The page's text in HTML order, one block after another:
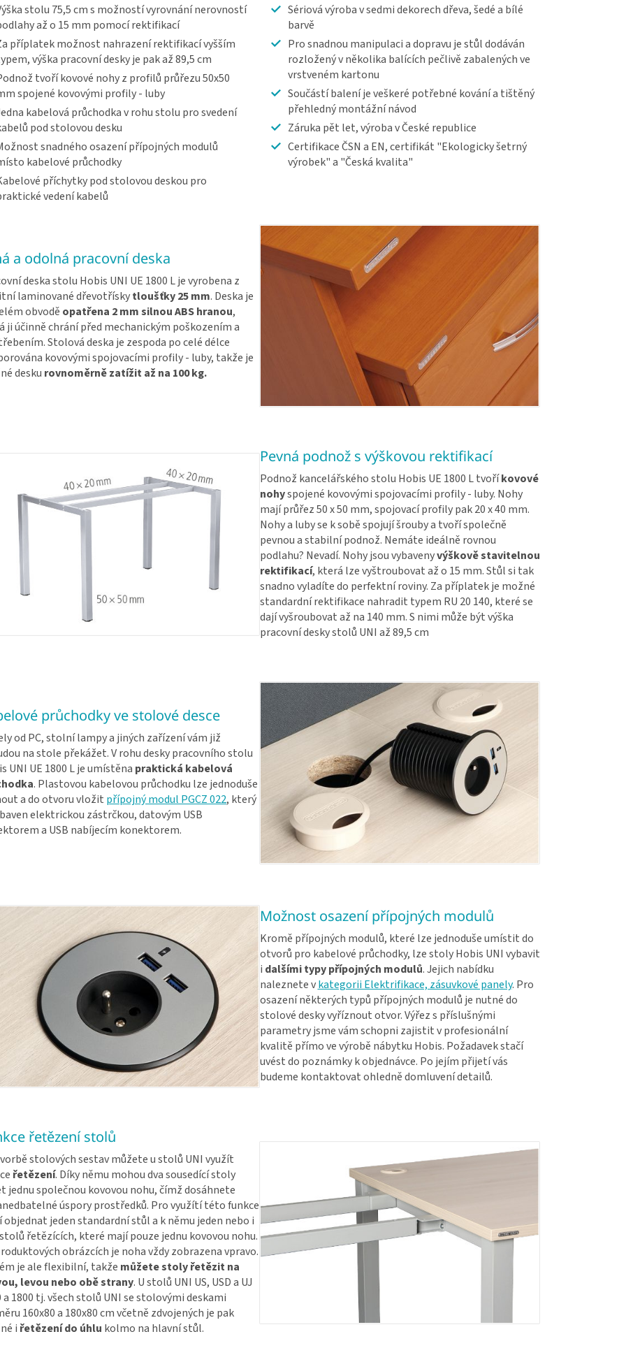
stolu 75,5 cm s možností vyrovnání nerovností
až o 15 mm pomocí rektifikací
příplatek možnost nahrazení rektifikací vyšším
výška pracovní desky je pak až 89,5 cm
tvoří kovové nohy z profilů průřezu 50x50
spojené kovovými profily - luby
kabelová průchodka v rohu stolu pro svedení
pod stolovou desku
snadného osazení přípojných modulů
kabelové průchodky
příchytky pod stolovou deskou pro
vedení kabelů
Sériová výroba v sedmi dekorech dřeva, šedé a bílé
barvě
Pro snadnou manipulaci a dopravu je stůl dodáván
rozložený v několika balících pečlivě zabalených ve
vrstveném kartonu
Součástí balení je veškeré potřebné kování a tištěný
přehledný montážní návod
Záruka pět let, výroba v České republice
Certifikace ČSN a EN, certifikát "Ekologicky šetrný
výrobek" a "Česká kvalita"
a odolná pracovní deska
deska stolu Hobis UNI UE 1800 L je vyrobena z
laminované dřevotřískytloušťky 25 mm. Deska je
obvodě opatřena 2 mm silnou ABS hranou,
ji účinně chrání před mechanickým poškozením a
Stolová deska je zespoda po celé délce
kovovými spojovacími profily - luby, takže je
desku rovnoměrně zatížit až na 100 kg.
Pevná podnož s výškovou rektifikací
Podnož kancelářského stolu Hobis UE 1800 L tvoříkovové
nohyspojené kovovými spojovacími profily - luby. Nohy
mají průřez 50 x 50 mm, spojovací profily pak 20 x 40 mm.
Nohy a luby se k sobě spojují šrouby a tvoří společně
pevnou a stabilní podnož. Nemáte ideálně rovnou
podlahu? Nevadí. Nohy jsou vybavenyvýškově stavitelnou
rektifikací, která lze vyštroubovat až o 15 mm. Stůl si tak
snadno vyladíte do perfektní roviny. Za příplatek je možné
standardní rektifikace nahradit typem RU 20 140, které se
dají vyšroubovat až na 140 mm. S nimi může být výška
pracovní desky stolů UNI až 89,5 cm
průchodky ve stolové desce
od PC, stolní lampy a jiných zařízení vám již
na stole překážet. V rohu desky pracovního stolu
UNI UE 1800 L je umístěna praktická kabelová
. Plastovou kabelovou průchodku lze jednoduše
a do otvoru vložit přípojný modul PGCZ 022, který
elektrickou zástrčkou, datovým USB
a USB nabíjecím konektorem.
Možnost osazení přípojných modulů
Kromě přípojných modulů, které lze jednoduše umístit do
otvorů pro kabelové průchodky, lze stoly Hobis UNI vybavit
i dalšími typy přípojných modulů. Jejich nabídku
naleznete vkategorii Elektrifikace, zásuvkové panely. Pro
osazení některých typů přípojných modulů je nutné do
stolové desky vyříznout otvor. Výřez s příslušnými
parametry jsme vám schopni zajistit v profesionální
kvalitě přímo ve výrobě nábytku Hobis. Požadavek stačí
uvést do poznámky k objednávce. Po jejím přijetí vás
budeme kontaktovat ohledně domluvení detailů.
řetězení stolů
stolových sestav můžete u stolů UNI využít
řetězení. Díky němu mohou dva sousedící stoly
jednu společnou kovovou nohu, čímž dosáhnete
úspory prostředků. Pro využítí této funkce
objednat jeden standardní stůl a k němu jeden nebo i
řetězících, které mají pouze jednu kovovou nohu.
obrázcích je noha vždy zobrazena vpravo.
je ale flexibilní, takže můžete stoly řetězit na
levou nebo obě strany. U stolů UNI US, USD a UJ
a 1800 tj. všech stolů UNI se stolovými deskami
160x80 a 180x80 cm včetně zdvojených je pak
i řetězení do úhlu kolmo na hlavní stůl.